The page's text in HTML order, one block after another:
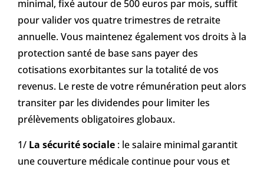
minimal, fixé autour de 500 euros par mois, suffit
pour valider vos quatre trimestres de retraite
annuelle. Vous maintenez également vos droits à la
protection santé de base sans payer des
cotisations exorbitantes sur la totalité de vos
revenus. Le reste de votre rémunération peut alors
transiter par les dividendes pour limiter les
prélèvements obligatoires globaux.
1/ La sécurité sociale : le salaire minimal garantit
une couverture médicale continue pour vous et